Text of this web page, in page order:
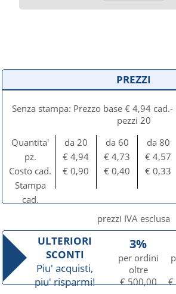
PREZZI
Senza stampa: Prezzo base € 4,94
pezzi 20
Quantita'
pz.
Costo cad.
Stampa
cad.
da 20
€ 4,94
€ 0,90
da 60
€ 4,73
€ 0,40
da 80
€ 4,57
€ 0,33
prezzi IVA esclusa
ULTERIORI
SCONTI
Piu' acquisti,
piu' risparmi!
3%
per ordini
oltre
€ 500,00
€